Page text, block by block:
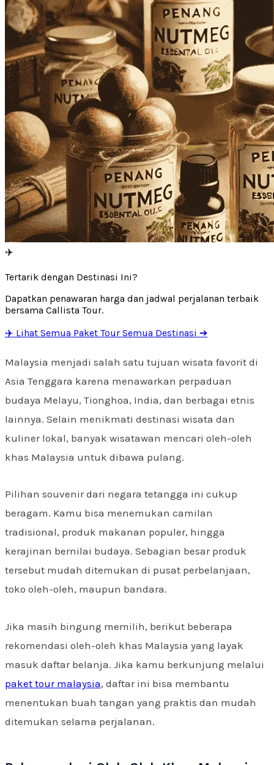
✈️
Tertarik dengan Destinasi Ini?
Dapatkan penawaran harga dan jadwal perjalanan terbaik
bersama Callista Tour.
✈️ Lihat Semua Paket Tour Semua Destinasi ➔
Malaysia menjadi salah satu tujuan wisata favorit di
Asia Tenggara karena menawarkan perpaduan
budaya Melayu, Tionghoa, India, dan berbagai etnis
lainnya. Selain menikmati destinasi wisata dan
kuliner lokal, banyak wisatawan mencari oleh-oleh
khas Malaysia untuk dibawa pulang.
Pilihan souvenir dari negara tetangga ini cukup
beragam. Kamu bisa menemukan camilan
tradisional, produk makanan populer, hingga
kerajinan bernilai budaya. Sebagian besar produk
tersebut mudah ditemukan di pusat perbelanjaan,
toko oleh-oleh, maupun bandara.
Jika masih bingung memilih, berikut beberapa
rekomendasi oleh-oleh khas Malaysia yang layak
masuk daftar belanja. Jika kamu berkunjung melalui
paket tour malaysia, daftar ini bisa membantu
menentukan buah tangan yang praktis dan mudah
ditemukan selama perjalanan.